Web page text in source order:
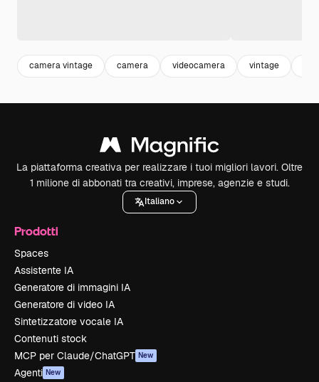
camera vintage camera videocamera vintage
La piattaforma creativa per realizzare i tuoi migliori lavori. Oltre
1 milione di abbonati tra creativi, imprese, agenzie e studi.
Italiano
Prodotti
Spaces
Assistente IA
Generatore di immagini IA
Generatore di video IA
Sintetizzatore vocale IA
Contenuti stock
MCP per Claude/ChatGPT New
Agenti New